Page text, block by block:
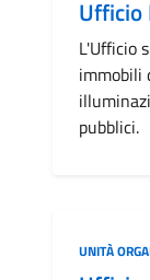
Ufficio
L'Ufficio
immobili
pubblici.
UNITÀ